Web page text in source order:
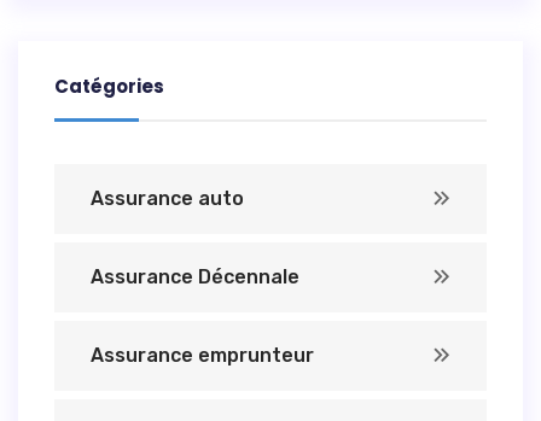
Catégories
Assurance auto
Assurance Décennale
Assurance emprunteur